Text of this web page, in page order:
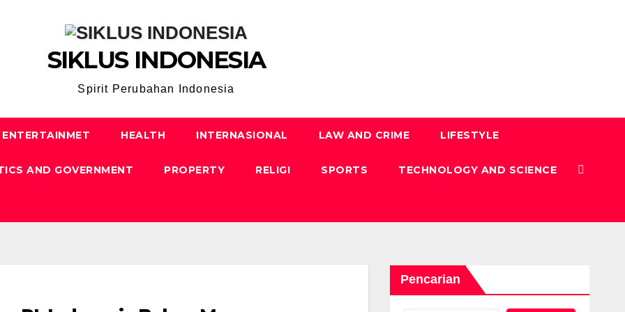
SIKLUS INDONESIA
Spirit Perubahan Indonesia
ENTERTAINMET HEALTH INTERNASIONAL LAW AND CRIME LIFESTYLE
AND GOVERNMENT PROPERTY RELIGI SPORTS TECHNOLOGY AND SCIENCE
Pencarian